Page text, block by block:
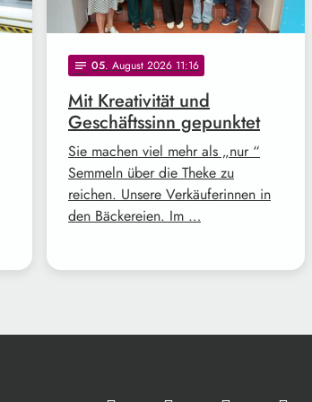
notes 05. August 2026 11:16
Mit Kreativität und
Geschäftssinn gepunktet
Sie machen viel mehr als „nur “
Semmeln über die Theke zu
reichen. Unsere Verkäuferinnen in
den Bäckereien. Im …